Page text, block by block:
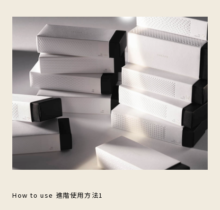
How to use 進階使用方法1